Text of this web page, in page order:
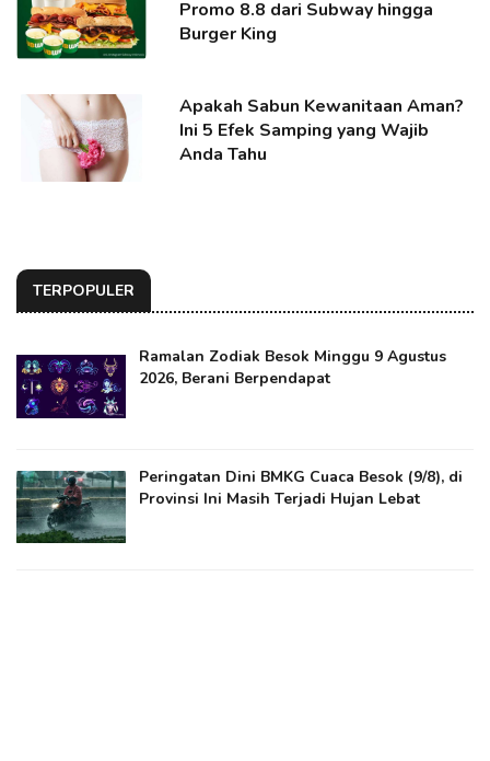
Promo 8.8 dari Subway hingga
Burger King
Apakah Sabun Kewanitaan Aman?
Ini 5 Efek Samping yang Wajib
Anda Tahu
TERPOPULER
Ramalan Zodiak Besok Minggu 9 Agustus
2026, Berani Berpendapat
Peringatan Dini BMKG Cuaca Besok (9/8), di
Provinsi Ini Masih Terjadi Hujan Lebat